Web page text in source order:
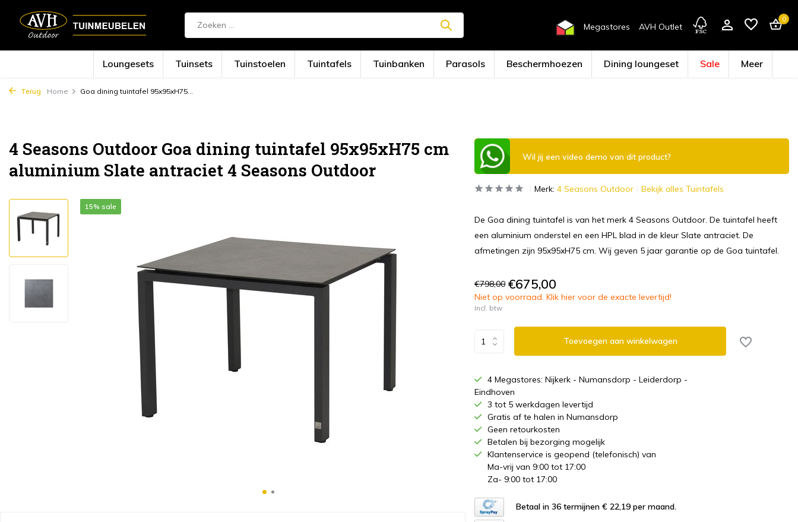
Megastores AVH Outlet
0
Loungesets Tuinsets Tuinstoelen Tuintafels Tuinbanken Parasols Beschermhoezen Dining loungeset Sale Meer
Terug Home Goa dining tuintafel 95x95xH75...
4 Seasons Outdoor Goa dining tuintafel 95x95xH75 cm
aluminium Slate antraciet 4 Seasons Outdoor
15% sale
Wil jij een video demo van dit product?
Merk: 4 Seasons Outdoor Bekijk alles Tuintafels
De Goa dining tuintafel is van het merk 4 Seasons Outdoor. De tuintafel heeft
een aluminium onderstel en een HPL blad in de kleur Slate antraciet. De
afmetingen zijn 95x95xH75 cm. Wij geven 5 jaar garantie op de Goa tuintafel.
€798,00 €675,00
Niet op voorraad. Klik hier voor de exacte levertijd!
Incl. btw
Toevoegen aan winkelwagen
4 Megastores: Nijkerk - Numansdorp - Leiderdorp -
Eindhoven
3 tot 5 werkdagen levertijd
Gratis af te halen in Numansdorp
Geen retourkosten
Betalen bij bezorging mogelijk
Klantenservice is geopend (telefonisch) van
Ma-vrij van 9:00 tot 17:00
Za- 9:00 tot 17:00
Betaal in 36 termijnen € 22,19 per maand.